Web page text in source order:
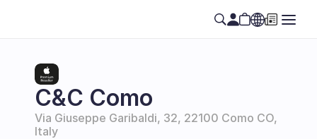
SE
C&C Como
Via Giuseppe Garibaldi, 32, 22100 Como CO,
Italy